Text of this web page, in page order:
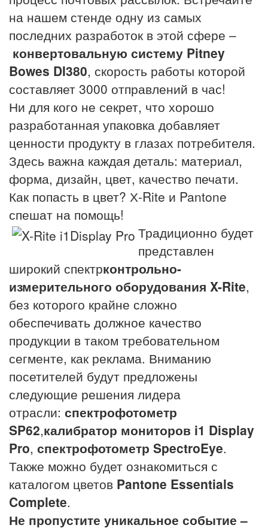
на нашем стенде одну из самых
последних разработок в этой сфере –
конвертовальную систему Pitney
Bowes DI380, скорость работы которой
составляет 3000 отправлений в час!
Ни для кого не секрет, что хорошо
разработанная упаковка добавляет
ценности продукту в глазах потребителя.
Здесь важна каждая деталь: материал,
форма, дизайн, цвет, качество печати.
Как попасть в цвет? Х-Rite и Pantone
спешат на помощь!
Традиционно будет
представлен
широкий спектрконтрольно-
измерительного оборудования X-Rite,
без которого крайне сложно
обеспечивать должное качество
продукции в таком требовательном
сегменте, как реклама. Вниманию
посетителей будут предложены
следующие решения лидера
отрасли: спектрофотометр
SP62,калибратор мониторов i1 Display
Pro, спектрофотометр SpectroEye.
Также можно будет ознакомиться с
каталогом цветов Pantone Essentials
Complete.
Не пропустите уникальное событие –